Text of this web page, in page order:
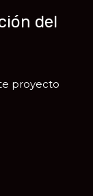
del
proyecto